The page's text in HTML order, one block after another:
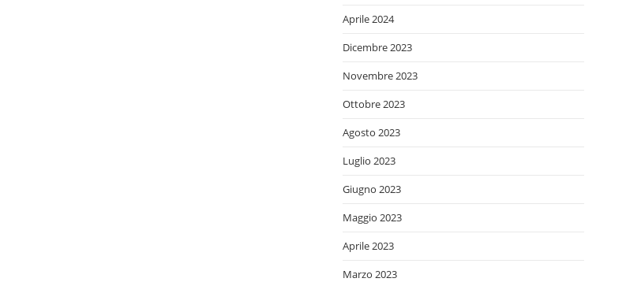
Aprile 2024
Dicembre 2023
Novembre 2023
Ottobre 2023
Agosto 2023
Luglio 2023
Giugno 2023
Maggio 2023
Aprile 2023
Marzo 2023